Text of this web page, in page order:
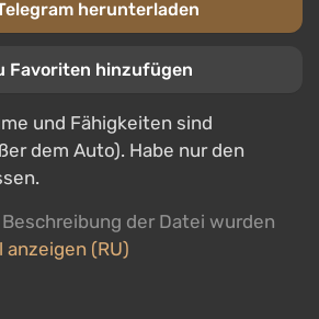
herunterladen
Favoriten hinzufügen
und Fähigkeiten sind
dem Auto). Habe nur den
der Datei wurden
anzeigen (RU)